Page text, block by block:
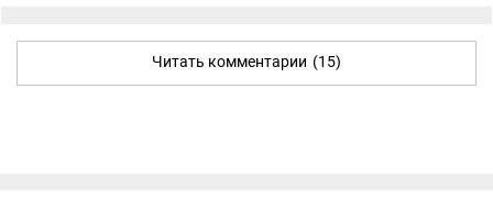
Читать комментарии (15)